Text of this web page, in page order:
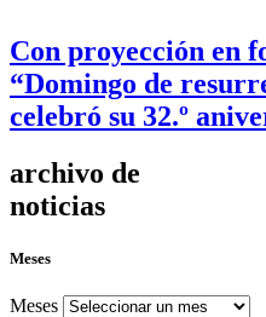
Con proyección en
“Domingo de
celebró su 32.º
archivo de
noticias
Meses
Meses